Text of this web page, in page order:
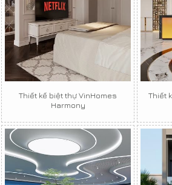
Thiết kế biệt thự VinHomes
Harmony
Thiết